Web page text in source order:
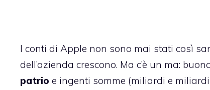
I conti di Apple non sono mai stati così
dell’azienda crescono. Ma c’è un ma:
patrio e ingenti somme (miliardi e miliardi